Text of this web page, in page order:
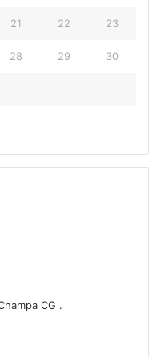
21 22 23
28 29 30
CG .